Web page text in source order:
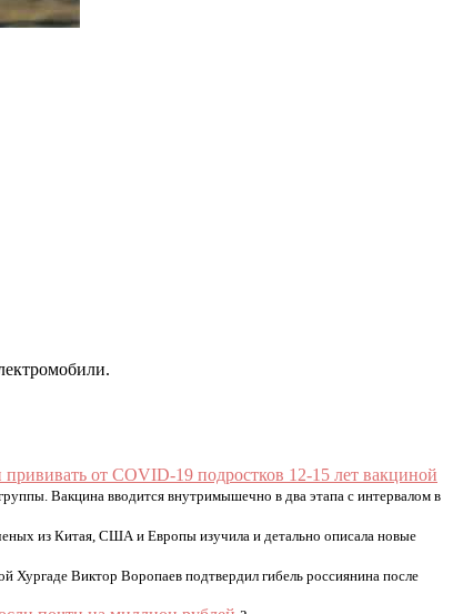
от COVID-19 подростков 12-15 лет вакциной
Вакцина вводится внутримышечно в два этапа с интервалом в
из Китая, США и Европы изучила и детально описала новые
Хургаде Виктор Воропаев подтвердил гибель россиянина после